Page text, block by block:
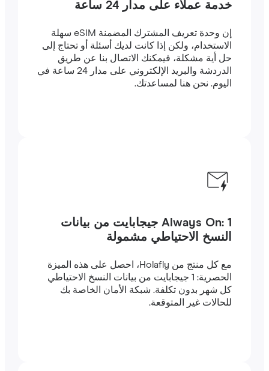
خدمة عملاء على مدار 24 ساعة
إن وحدة تعريف المشترك المضمنة eSIM سهلة
الاستخدام، ولكن إذا كانت لديك أسئلة أو تحتاج إلى
حل أية مشكلة، فيمكنك الاتصال بنا عن طريق
الدردشة والبريد الإلكتروني على مدار 24 ساعة في
اليوم. نحن هنا لمساعدتك.
Always On: 1 جيجابايت من بيانات
النسخ الاحتياطي مشمولة
مع كل منتج من Holafly، احصل على هذه الميزة
الحصرية: 1 جيجابايت من بيانات النسخ الاحتياطي
كل شهر بدون تكلفة. شبكة الأمان الخاصة بك
للحالات غير المتوقعة.